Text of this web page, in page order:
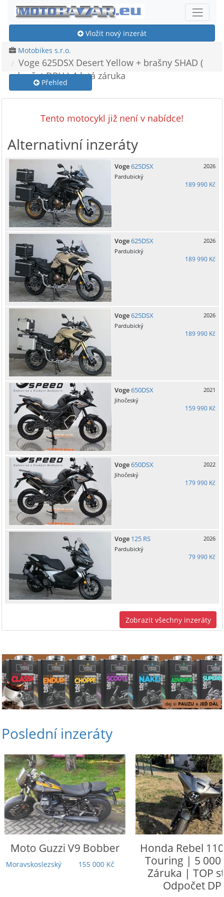
Vložit nový inzerát
Motobikes s.r.o.
Voge 625DSX Desert Yellow + brašny SHAD (
odpočet DPH ) 4-letá záruka
Přehled
Tento motocykl již není v nabídce!
Alternativní inzeráty
Voge625DSX
2026
Pardubický
189 990 Kč
Voge625DSX
2026
Pardubický
189 990 Kč
Voge625DSX
2026
Pardubický
189 990 Kč
Voge650DSX
2021
Jihočeský
159 990 Kč
Voge650DSX
2022
Jihočeský
179 990 Kč
Voge 125 RS
2026
Pardubický
79 990 Kč
Zobrazit všechny inzeráty
Poslední inzeráty
Moto GuzziV9 Bobber
Moravskoslezský 155 000 Kč
Honda Rebel
Touring | 5
Záruka | TOP
Odpočet